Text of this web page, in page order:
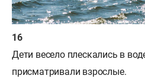
Дети весело плескались в
присматривали взрослые.